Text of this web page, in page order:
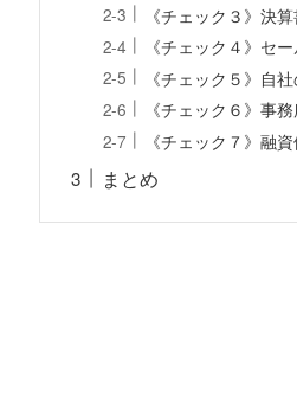
《チェック３》決
《チェック４》セ
《チェック５》自
《チェック６》事
《チェック７》融
まとめ